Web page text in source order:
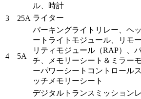
ル、時計
3
25A ライター
4 5A
パーキングライトリレー、ヘ
ートライトモジュール、リモ
リティモジュール（RAP）、
チ、メモリーシート＆ミラー
ーパワーシートコントロール
ッチメモリーシート
デジタルトランスミッション